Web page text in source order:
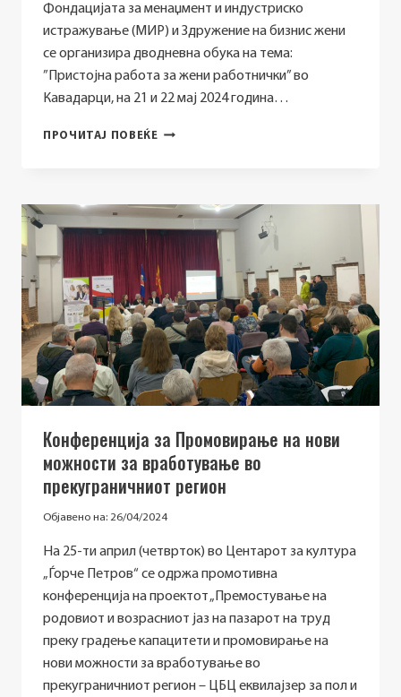
Фондацијата за менаџмент и индустриско
истражување (МИР) и Здружение на бизнис жени
се организира дводневна обука на тема:
”Пристојна работа за жени работнички” во
Кавадарци, на 21 и 22 мај 2024 година…
ПРОЧИТАЈ ПОВЕЌЕ ДВОДНЕВНА
‘’ПРИСТОЈНА
РАБОТА
ЗА
ЖЕНИ
РАБОТНИЧКИ’’
ВО
КАВАДАРЦИ
Конференција за Промовирање на нови
можности за вработување во
прекуграничниот регион
Објавено на: 26/04/2024
На 25-ти април (четврток) во Центарот за култура
„Ѓорче Петров“ се одржа промотивна
конференција на проектот „Премостување на
родовиот и возрасниот јаз на пазарот на труд
преку градење капацитети и промовирање на
нови можности за вработување во
прекуграничниот регион – ЦБЦ еквилајзер за пол и